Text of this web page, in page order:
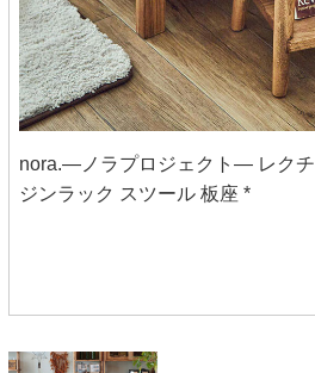
nora.―ノラプロジェクト― レク
ジンラック スツール 板座 *